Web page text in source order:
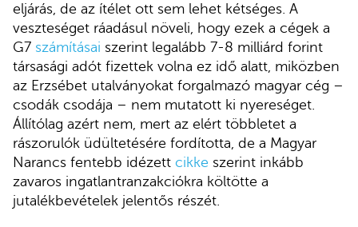
eljárás, de az ítélet ott sem lehet kétséges. A
veszteséget ráadásul növeli, hogy ezek a cégek a
G7 számításai szerint legalább 7-8 milliárd forint
társasági adót fizettek volna ez idő alatt, miközben
az Erzsébet utalványokat forgalmazó magyar cég –
csodák csodája – nem mutatott ki nyereséget.
Állítólag azért nem, mert az elért többletet a
rászorulók üdültetésére fordította, de a Magyar
Narancs fentebb idézett cikke szerint inkább
zavaros ingatlantranzakciókra költötte a
jutalékbevételek jelentős részét.